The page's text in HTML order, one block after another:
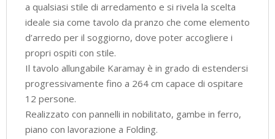
a qualsiasi stile di arredamento e si rivela la scelta
ideale sia come tavolo da pranzo che come elemento
d’arredo per il soggiorno, dove poter accogliere i
propri ospiti con stile.
Il tavolo allungabile Karamay è in grado di estendersi
progressivamente fino a 264 cm capace di ospitare
12 persone.
Realizzato con pannelli in nobilitato, gambe in ferro,
piano con lavorazione a Folding.